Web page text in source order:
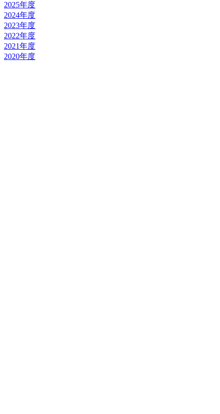
2025年度
2024年度
2023年度
2022年度
2021年度
2020年度